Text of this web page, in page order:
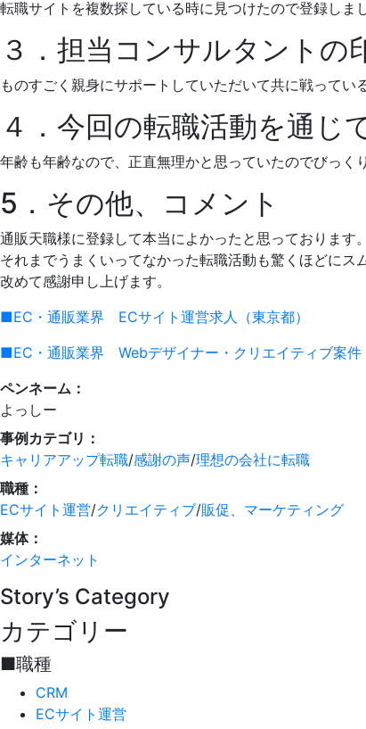
転職サイトを複数探している時に見つけたので登録しまし
３．担当コンサルタントの
ものすごく親身にサポートしていただいて共に戦ってい
４．今回の転職活動を通じ
年齢も年齢なので、正直無理かと思っていたのでびっく
5．その他、コメント
通販天職様に登録して本当によかったと思っております。
それまでうまくいってなかった転職活動も驚くほどにス
改めて感謝申し上げます。
■EC・通販業界 ECサイト運営求人（東京都）
■EC・通販業界 Webデザイナー・クリエイティブ案件
ペンネーム：
よっしー
事例カテゴリ：
キャリアアップ転職/感謝の声/理想の会社に転職
職種：
ECサイト運営/クリエイティブ/販促、マーケティング
媒体：
インターネット
Story’s Category
カテゴリー
■職種
CRM
ECサイト運営